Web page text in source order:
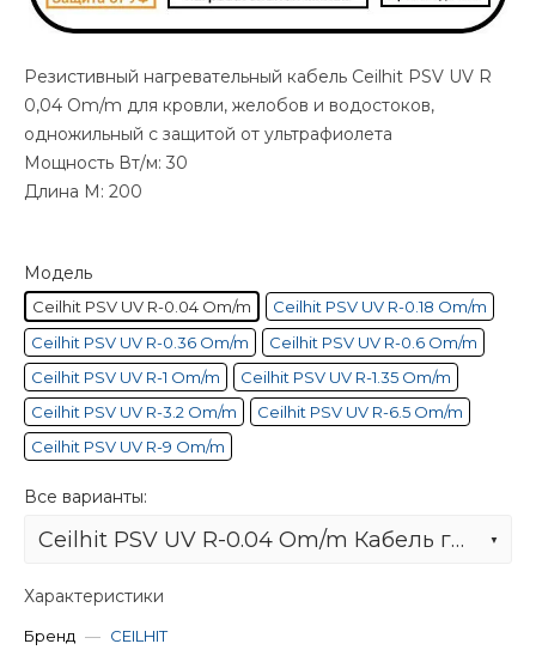
Резистивный нагревательный кабель Ceilhit PSV UV R
0,04 Om/m для кровли, желобов и водостоков,
одножильный с защитой от ультрафиолета
Мощность Вт/м: 30
Длина М: 200
Модель
Ceilhit PSV UV R-0.04 Om/m
Ceilhit PSV UV R-0.18 Om/m
Ceilhit PSV UV R-0.36 Om/m
Ceilhit PSV UV R-0.6 Om/m
Ceilhit PSV UV R-1 Om/m
Ceilhit PSV UV R-1.35 Om/m
Ceilhit PSV UV R-3.2 Om/m
Ceilhit PSV UV R-6.5 Om/m
Ceilhit PSV UV R-9 Om/m
Все варианты:
Ceilhit PSV UV R-0.04 Om/m Кабель греющий одножильный резистивный на отрез
Характеристики
Бренд — CEILHIT